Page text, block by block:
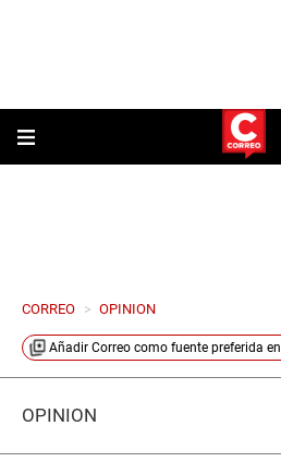
CORREO > OPINION
Añadir Correo como fuente preferida en
OPINIÓN